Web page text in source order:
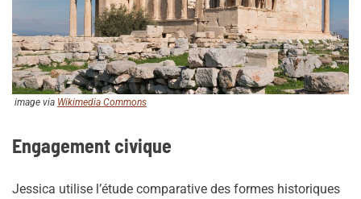
image via Wikimedia Commons
Engagement civique
Jessica utilise l’étude comparative des formes historiques